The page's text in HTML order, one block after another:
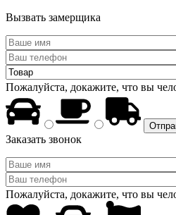
Вызвать замерщика
Пожалуйста, докажите, что вы
Заказать звонок
Пожалуйста, докажите, что вы